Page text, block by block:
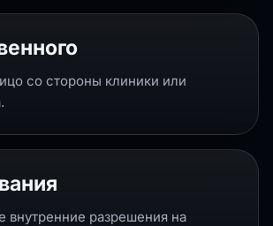
со стороны клиники или
внутренние разрешения на